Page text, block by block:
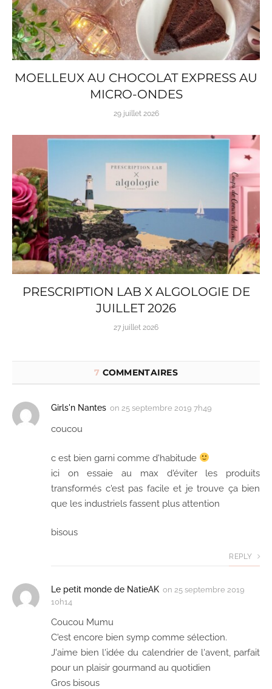
MOELLEUX AU CHOCOLAT EXPRESS AU
MICRO-ONDES
29 juillet 2026
PRESCRIPTION LAB X ALGOLOGIE DE
JUILLET 2026
27 juillet 2026
7 COMMENTAIRES
Girls'n Nantes on 25 septembre 2019 7h49
coucou
c est bien garni comme d'habitude
ici on essaie au max d'éviter les produits
transformés c'est pas facile et je trouve ça bien
que les industriels fassent plus attention
bisous
REPLY
Le petit monde de NatieAK on 25 septembre 2019
10h14
Coucou Mumu
C'est encore bien symp comme sélection.
J'aime bien l'idée du calendrier de l'avent, parfait
pour un plaisir gourmand au quotidien
Gros bisous